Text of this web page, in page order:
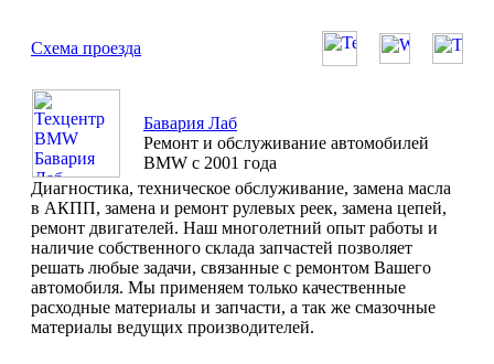
Схема проезда
Бавария Лаб
Ремонт и обслуживание автомобилей
BMW с 2001 года
Диагностика, техническое обслуживание, замена масла
в АКПП, замена и ремонт рулевых реек, замена цепей,
ремонт двигателей. Наш многолетний опыт работы и
наличие собственного склада запчастей позволяет
решать любые задачи, связанные с ремонтом Вашего
автомобиля. Мы применяем только качественные
расходные материалы и запчасти, а так же смазочные
материалы ведущих производителей.